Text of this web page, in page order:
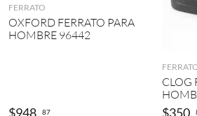
FERRATO
OXFORD FERRATO PARA
HOMBRE 96442
$948. 87
CLOG
$350.